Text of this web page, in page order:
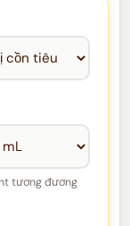
tương đương